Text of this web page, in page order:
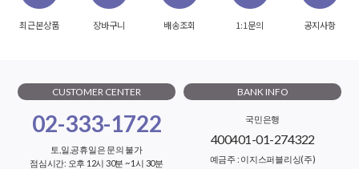
최근본상품 장바구니 배송조회 1:1문의 공지사항
CUSTOMER CENTER
02-333-1722
토,일,공휴일은 문의 불가
점심시간: 오후 12시 30분 ~ 1시 30분
BANK INFO
국민은행
400401-01-274322
예금주 : 이지스퍼블리싱(주)